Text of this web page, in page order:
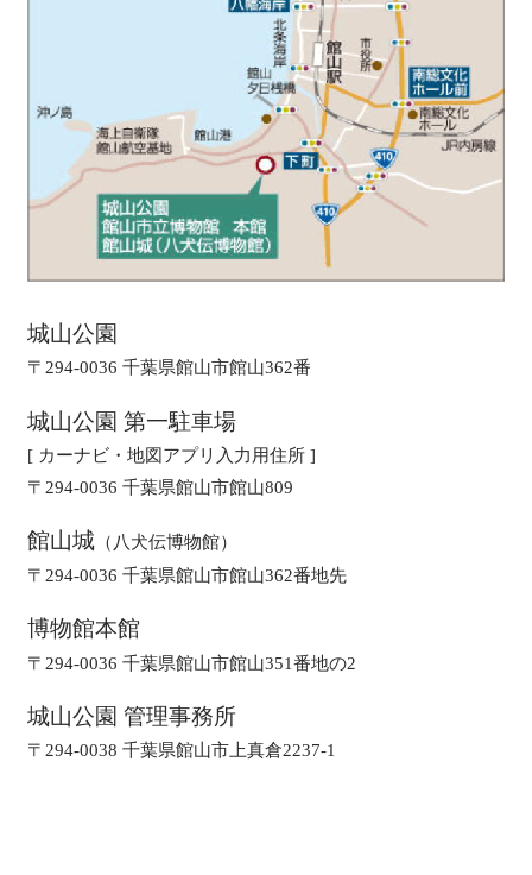
城山公園
〒294-0036 千葉県館山市館山362番
城山公園 第一駐車場
[ カーナビ・地図アプリ入力用住所 ]
〒294-0036 千葉県館山市館山809
館山城 （八犬伝博物館）
〒294-0036 千葉県館山市館山362番地先
博物館本館
〒294-0036 千葉県館山市館山351番地の2
城山公園 管理事務所
〒294-0038 千葉県館山市上真倉2237-1